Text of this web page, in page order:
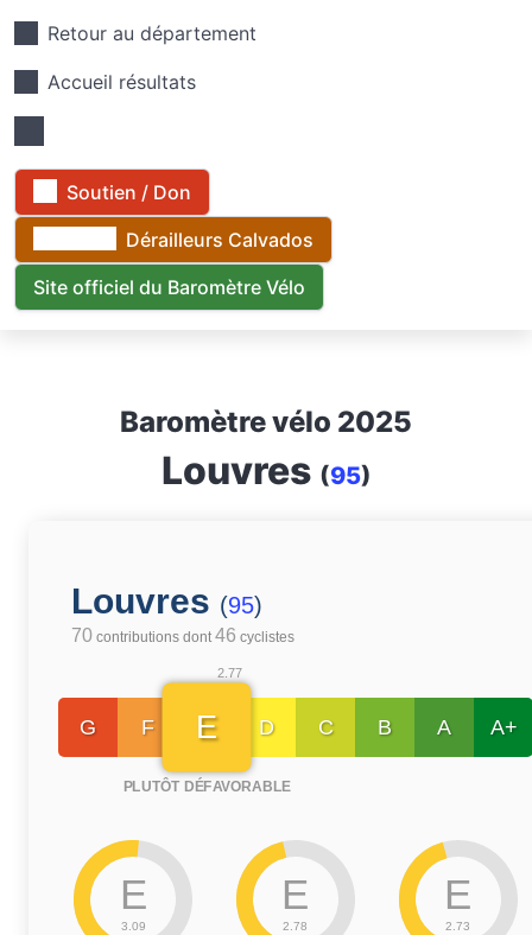
Retour au département
Accueil résultats
Soutien / Don
Dérailleurs Calvados
Site officiel du Baromètre Vélo
Baromètre vélo 2025
Louvres (95)
Louvres (95)
70 contributions dont46 cyclistes
G F
2.77
E
PLUTÔT DÉFAVORABLE
D C B A A+
E
3.09
E
2.78
E
2.73